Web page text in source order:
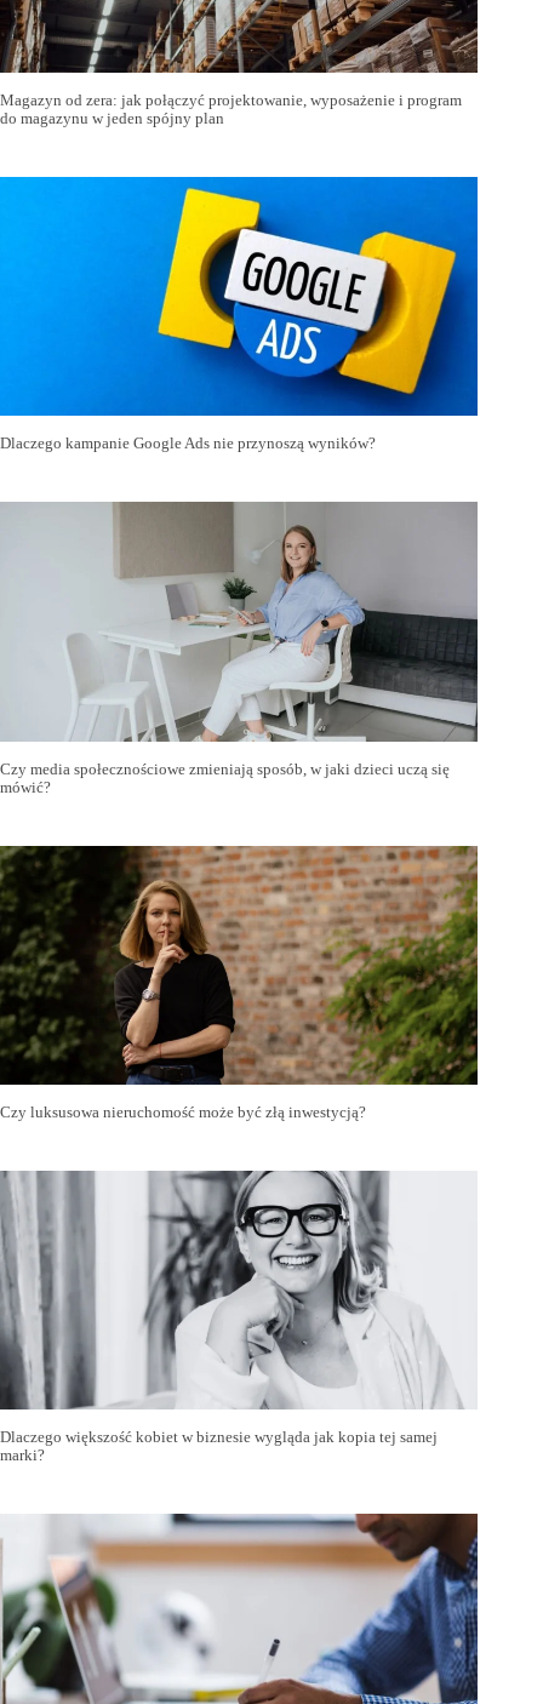
Magazyn od zera: jak połączyć projektowanie, wyposażenie i program
do magazynu w jeden spójny plan
Dlaczego kampanie Google Ads nie przynoszą wyników?
Czy media społecznościowe zmieniają sposób, w jaki dzieci uczą się
mówić?
Czy luksusowa nieruchomość może być złą inwestycją?
Dlaczego większość kobiet w biznesie wygląda jak kopia tej samej
marki?